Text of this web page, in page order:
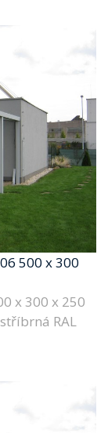
500 x 300
x 300 x 250
RAL